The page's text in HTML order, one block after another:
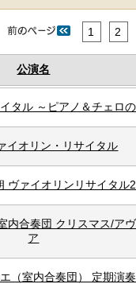
1 2
公演名
タル ～ピアノ＆チェロ
イオリン・リサイタル
ヴァイオリンリサイタル
内合奏団 クリスマス/ア
ア
（室内合奏団） 定期演